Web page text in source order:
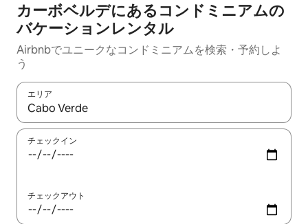
カーボベルデにあるコンドミニアムの
バケーションレンタル
Airbnbでユニークなコンドミニアムを検索・予約しよ
う
エリア
検索結果が表示されたら、上下の矢印キーを使って移動するか
チェックイン
チェックアウト